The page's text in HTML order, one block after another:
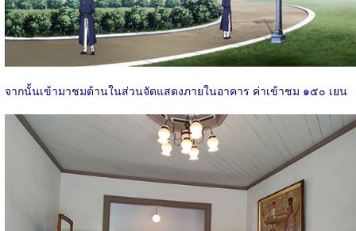
จากนั้นเข้ามาชมด้านในส่วนจัดแสดงภายในอาคาร ค่าเข้าชม ๑๕๐ เยน